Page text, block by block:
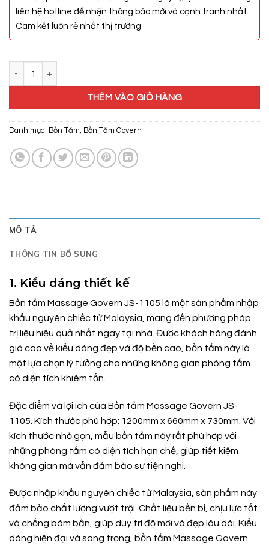
liên hệ hotline để nhận thông báo mới và cạnh tranh nhất.
Cam kết luôn rẻ nhất thị trường
THÊM VÀO GIỎ HÀNG
Danh mục: Bồn Tắm, Bồn Tắm Govern
MÔ TẢ
THÔNG TIN BỔ SUNG
1. Kiểu dáng thiết kế
Bồn tắm Massage Govern JS-1105 là một sản phẩm nhập
khẩu nguyên chiếc từ Malaysia, mang đến phương pháp
trị liệu hiệu quả nhất ngay tại nhà. Được khách hàng đánh
giá cao về kiểu dáng đẹp và độ bền cao, bồn tắm này là
một lựa chọn lý tưởng cho những không gian phòng tắm
có diện tích khiêm tốn.
Đặc điểm và lợi ích của Bồn tắm Massage Govern JS-
1105. Kích thước phù hợp: 1200mm x 660mm x 730mm. Với
kích thước nhỏ gọn, mẫu bồn tắm này rất phù hợp với
những phòng tắm có diện tích hạn chế, giúp tiết kiệm
không gian mà vẫn đảm bảo sự tiện nghi.
Được nhập khẩu nguyên chiếc từ Malaysia, sản phẩm này
đảm bảo chất lượng vượt trội. Chất liệu bền bỉ, chịu lực tốt
và chống bám bẩn, giúp duy trì độ mới và đẹp lâu dài. Kiểu
dáng hiện đại và sang trọng, bồn tắm Massage Govern